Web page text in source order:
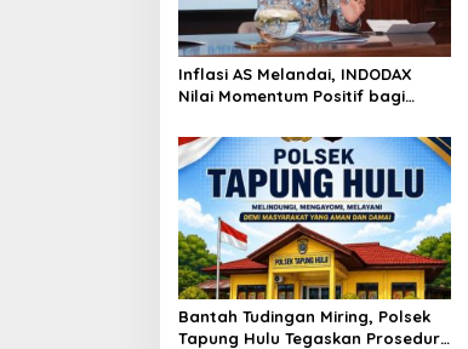
Inflasi AS Melandai, INDODAX
Nilai Momentum Positif bagi
Genesis Day
Bantah Tudingan Miring, Polsek
Tapung Hulu Tegaskan Prosedur